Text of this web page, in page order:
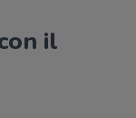
il